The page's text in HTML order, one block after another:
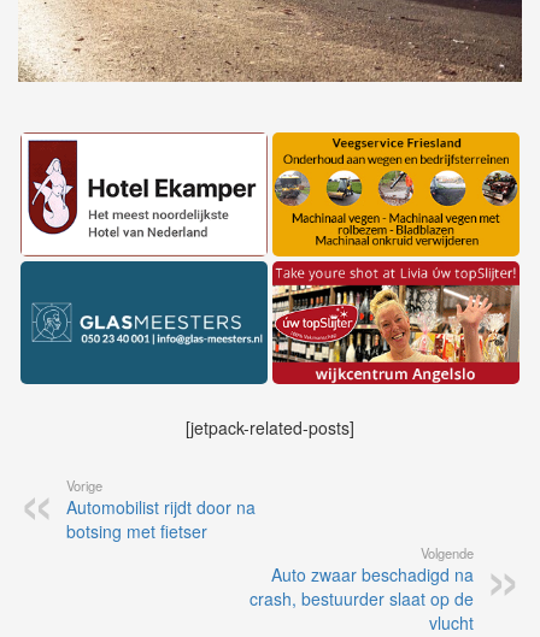
[jetpack-related-posts]
Vorige
Automobilist rijdt door na
botsing met fietser
Volgende
Auto zwaar beschadigd na
crash, bestuurder slaat op de
vlucht